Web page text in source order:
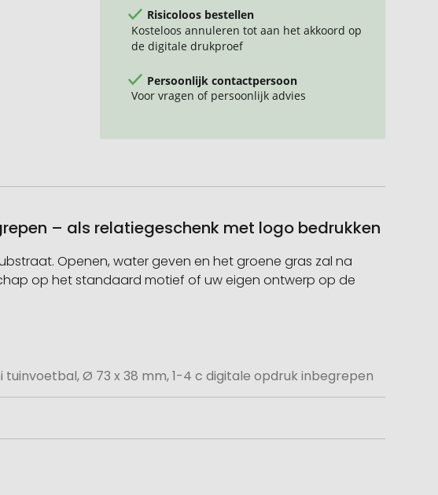
Risicoloos bestellen
Kosteloos annuleren tot aan het akkoord op
de digitale drukproef
Persoonlijk contactpersoon
Voor vragen of persoonlijk advies
– als relatiegeschenk met logo bedrukken
Openen, water geven en het groene gras zal na
op het standaard motief of uw eigen ontwerp op de
tuinvoetbal, Ø 73 x 38 mm, 1-4 c digitale opdruk inbegrepen